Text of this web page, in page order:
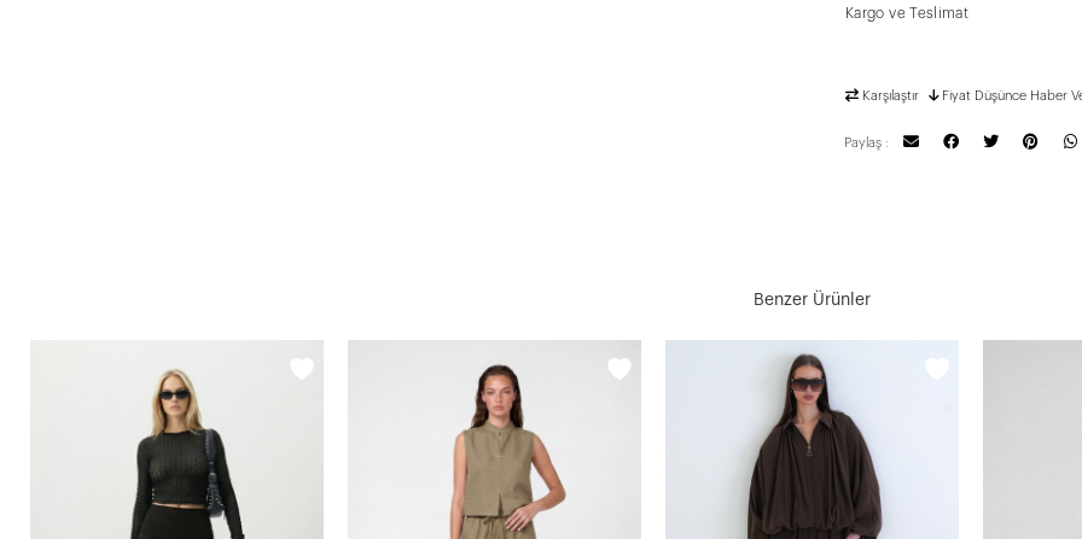
Kargo ve Teslimat
Karşılaştır Fiyat Düşünce Haber
Paylaş :
Benzer Ürünler